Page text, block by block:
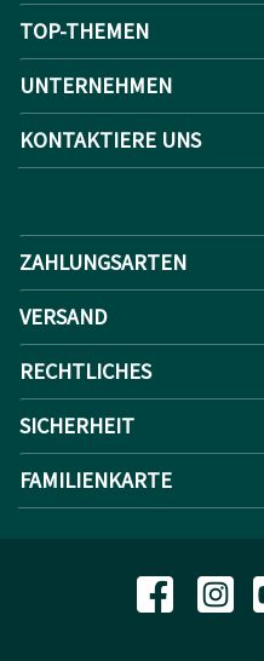
TOP-THEMEN
UNTERNEHMEN
KONTAKTIERE UNS
ZAHLUNGSARTEN
VERSAND
RECHTLICHES
SICHERHEIT
FAMILIENKARTE